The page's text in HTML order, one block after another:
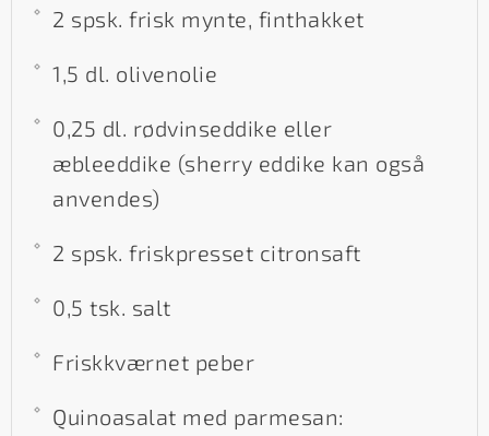
2 spsk. frisk mynte, finthakket
1,5 dl. olivenolie
0,25 dl. rødvinseddike eller
æbleeddike (sherry eddike kan også
anvendes)
2 spsk. friskpresset citronsaft
0,5 tsk. salt
Friskkværnet peber
Quinoasalat med parmesan: